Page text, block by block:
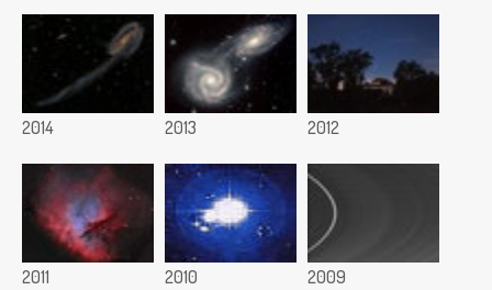
2014 2013 2012
2011 2010 2009